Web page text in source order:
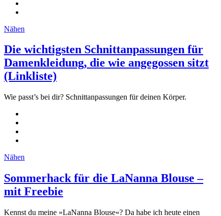
Nähen
Die wichtigsten Schnittanpassungen für
Damenkleidung, die wie angegossen sitzt
(Linkliste)
Wie passt’s bei dir? Schnittanpassungen für deinen Körper.
Nähen
Sommerhack für die LaNanna Blouse –
mit Freebie
Kennst du meine »LaNanna Blouse«? Da habe ich heute einen